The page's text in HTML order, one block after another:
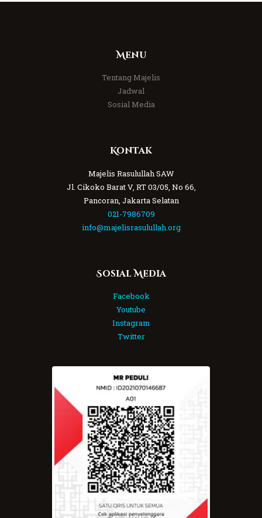
Menu
Tentang Majelis
Jadwal
Sosial Media
Kontak
Majelis Rasulullah SAW
Jl. Cikoko Barat V, RT 03/05, No 66,
Pancoran, Jakarta Selatan
021-7986709
info@majelisrasulullah.org
Sosial Media
Facebook
Youtube
Instagram
Twitter